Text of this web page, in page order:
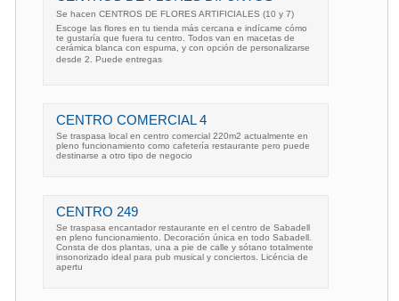
Se hacen CENTROS DE FLORES ARTIFICIALES (10 y 7)
Escoge las flores en tu tienda más cercana e indícame cómo
te gustaría que fuera tu centro. Todos van en macetas de
cerámica blanca con espuma, y con opción de personalizarse
desde 2. Puede entregas
CENTRO COMERCIAL 4
Se traspasa local en centro comercial 220m2 actualmente en
pleno funcionamiento como cafetería restaurante pero puede
destinarse a otro tipo de negocio
CENTRO 249
Se traspasa encantador restaurante en el centro de Sabadell
en pleno funcionamiento. Decoración única en todo Sabadell.
Consta de dos plantas, una a pie de calle y sótano totalmente
insonorizado ideal para pub musical y conciertos. Licéncia de
apertu